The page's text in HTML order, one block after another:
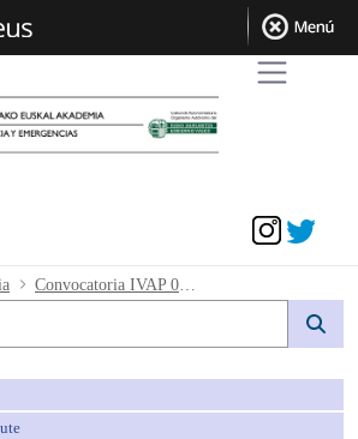
IVAP 02_2015 Perfiles